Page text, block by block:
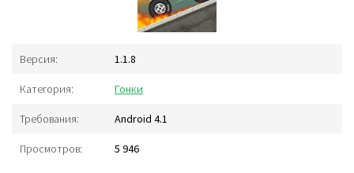
Версия: 1.1.8
Категория: Гонки
Требования: Android 4.1
Просмотров: 5 946